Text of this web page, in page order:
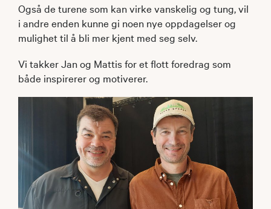
Også de turene som kan virke vanskelig og tung, vil
i andre enden kunne gi noen nye oppdagelser og
mulighet til å bli mer kjent med seg selv.
Vi takker Jan og Mattis for et flott foredrag som
både inspirerer og motiverer.